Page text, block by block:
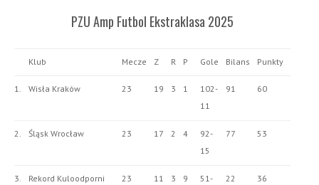
PZU Amp Futbol Ekstraklasa 2025
Klub Mecze Z R P Gole Bilans Punkty
1. Wisła Kraków 23 19 3 1
102-
11
91 60
2. Śląsk Wrocław 23 17 2 4
92-
15
77 53
3.
Rekord Kuloodporni
23 11 3 9
51-
22 36